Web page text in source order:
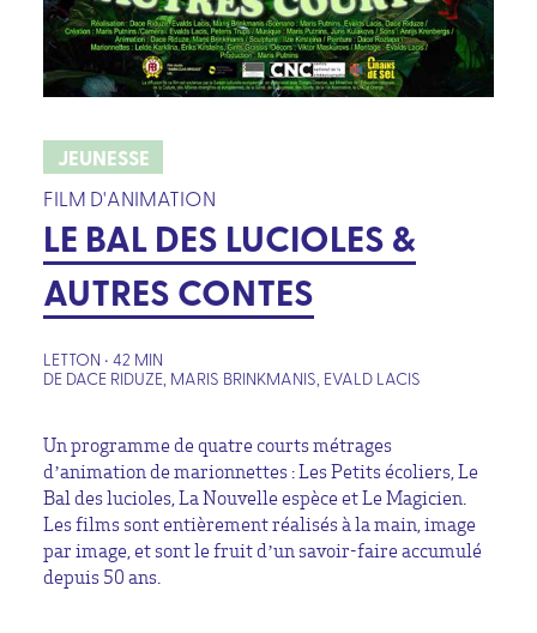
JEUNESSE
FILM D'ANIMATION
LE BAL DES LUCIOLES &
AUTRES CONTES
LETTON • 42 MIN
DE DACE RIDUZE, MARIS BRINKMANIS, EVALD LACIS
Un programme de quatre courts métrages
d’animation de marionnettes : Les Petits écoliers, Le
Bal des lucioles, La Nouvelle espèce et Le Magicien.
Les films sont entièrement réalisés à la main, image
par image, et sont le fruit d’un savoir-faire accumulé
depuis 50 ans.